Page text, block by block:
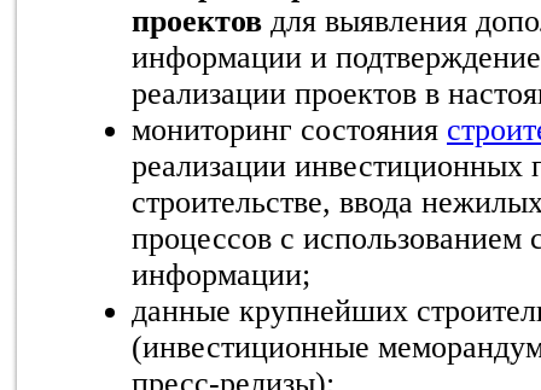
проектов для выявления
информации и
реализации проектов в
мониторинг состояния
реализации инвестиционных
строительстве, ввода
процессов с использованием
информации;
данные крупнейших
(инвестиционные
пресс-релизы);